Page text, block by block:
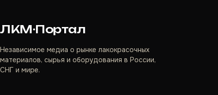
ЛКМ·Портал
Независимое медиа о рынке лакокрасочных
материалов, сырья и оборудования в России,
СНГ и мире.